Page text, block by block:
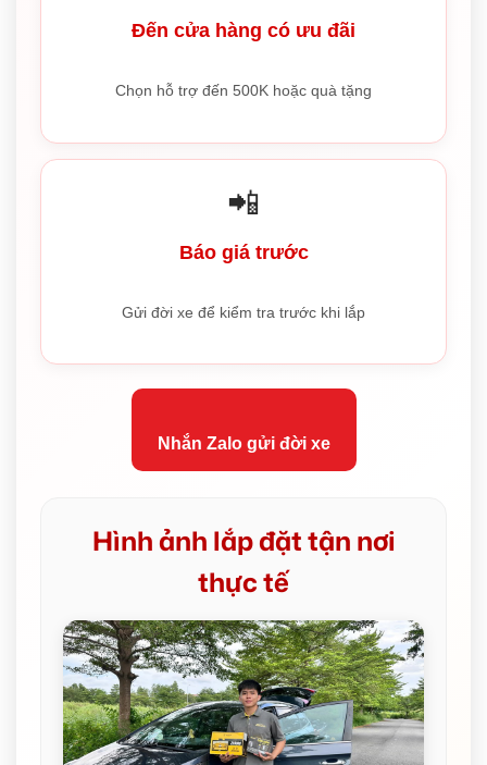
Đến cửa hàng có ưu đãi
Chọn hỗ trợ đến 500K hoặc quà tặng
📲
Báo giá trước
Gửi đời xe để kiểm tra trước khi lắp
Nhắn Zalo gửi đời xe
Hình ảnh lắp đặt tận nơi
thực tế